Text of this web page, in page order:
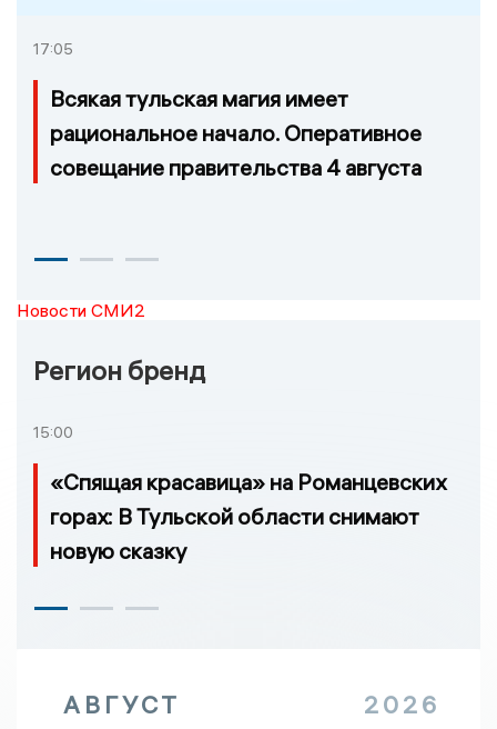
17:05
Всякая тульская магия имеет
рациональное начало. Оперативное
совещание правительства 4 августа
Новости СМИ2
Регион бренд
15:00
«Спящая красавица» на Романцевских
горах: В Тульской области снимают
новую сказку
АВГУСТ 2026